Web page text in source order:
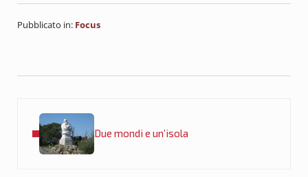
Pubblicato in: Focus
Due mondi e un’isola